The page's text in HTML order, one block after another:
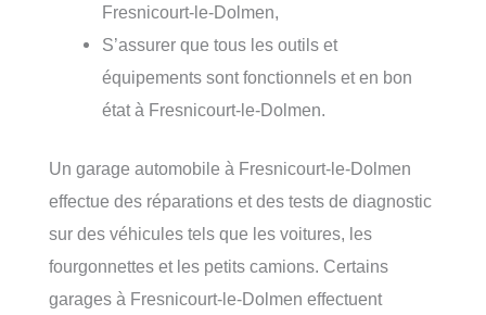
Fresnicourt-le-Dolmen,
S’assurer que tous les outils et
équipements sont fonctionnels et en bon
état à Fresnicourt-le-Dolmen.
Un garage automobile à Fresnicourt-le-Dolmen
effectue des réparations et des tests de diagnostic
sur des véhicules tels que les voitures, les
fourgonnettes et les petits camions. Certains
garages à Fresnicourt-le-Dolmen effectuent